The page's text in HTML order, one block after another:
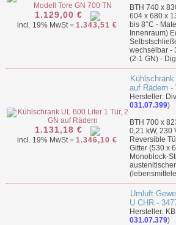
1.129,00 €
incl. 19% MwSt = 1.343,51 €
BTH 740 x
604 x 680 x
bis 8°C -
Innenraum)
wechselbar -
(2-1 GN) -
1.131,18 €
incl. 19% MwSt = 1.346,10 €
auf Rädern -
Hersteller:
031.07.399)
BTH 700 x
0,21 kW, 230
Reversible
Gitter (530 x
Monoblock-
Umluft
U CHR -
Hersteller:
031.07.379)